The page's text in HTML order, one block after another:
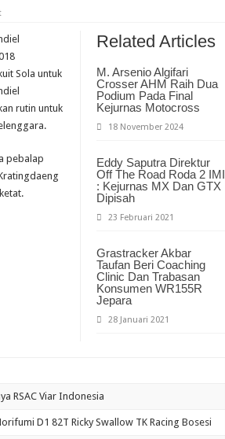
Related Articles
M. Arsenio Algifari
Crosser AHM Raih Dua
Podium Pada Final
Kejurnas Motocross
18 November 2024
Eddy Saputra Direktur
Off The Road Roda 2 IMI
: Kejurnas MX Dan GTX
Dipisah
23 Februari 2021
Grastracker Akbar
Taufan Beri Coaching
Clinic Dan Trabasan
Konsumen WR155R
Jepara
28 Januari 2021
Sola untuk
rutin untuk
pebalap
RSAC Viar Indonesia
D1 82T Ricky Swallow TK Racing Bosesi